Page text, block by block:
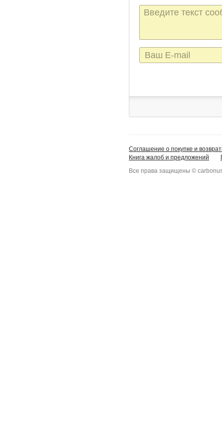
Текст
сообщения
E-
mail
Соглашение о покупке и
Книга жалоб и предложений
Все права защищены ©